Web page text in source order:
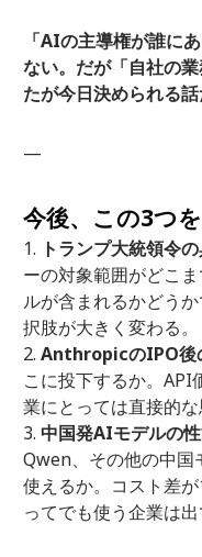
「AIの主導権が誰に
ない。だが「自社の
たが今日決められる話
—
今後、この3つ
トランプ大統領令
ーの対象範囲がどこ
ルが含まれるかどう
択肢が大きく変わる。
AnthropicのIPO後
こに投下するか。API
業にとっては直接的な
中国発AIモデルの
Qwen、その他の中国
使えるか。コスト差
ってでも使う企業は出